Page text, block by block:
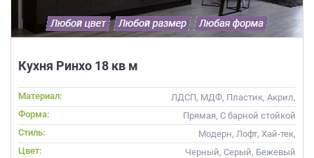
Кухня Ринхо 18 кв м
Материал:
ЛДСП, МДФ, Пластик, Акрил,
Alvic / УФ лак
Форма:
Прямая, С барной стойкой
Стиль:
Модерн, Лофт, Хай-тек,
Современные
Цвет: Черный, Серый, Бежевый